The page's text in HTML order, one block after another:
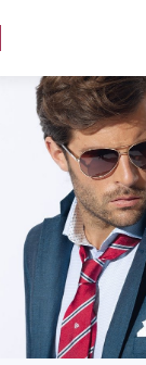
содержанию